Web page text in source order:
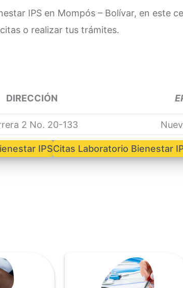
IPS en Mompós – Bolívar, en este
citas o realizar tus trámites.
DIRECCIÓN
2 No. 20-133
IPSCitas Laboratorio Bienestar